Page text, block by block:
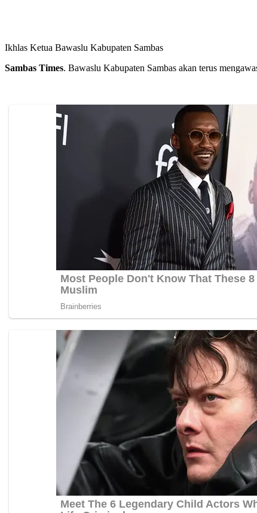
Ikhlas Ketua Bawaslu Kabupaten Sambas
Sambas Times. Bawaslu Kabupaten Sambas akan terus